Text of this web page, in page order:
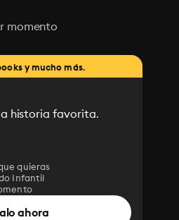
momento
y mucho más.
historia favorita.
quieras
Infantil
ahora